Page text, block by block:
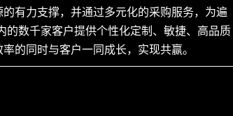
有力支撑，并通过多元化的采购服务，为遍
数千家客户提供个性化定制、敏捷、高品质
的同时与客户一同成长，实现共赢。